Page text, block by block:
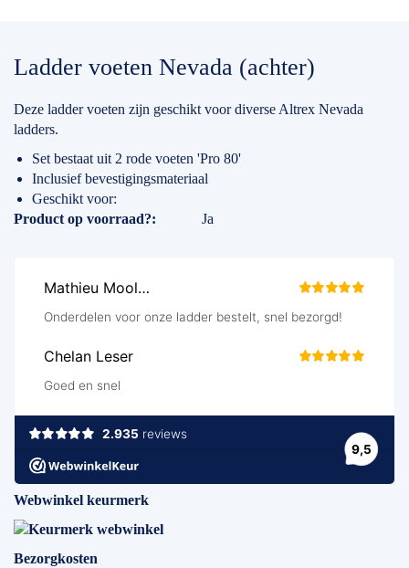
Ladder voeten Nevada (achter)
Deze ladder voeten zijn geschikt voor diverse Altrex Nevada
ladders.
Set bestaat uit 2 rode voeten 'Pro 80'
Inclusief bevestigingsmateriaal
Geschikt voor:
Specificaties
Product op voorraad? Ja
Webwinkel keurmerk
Bezorgkosten